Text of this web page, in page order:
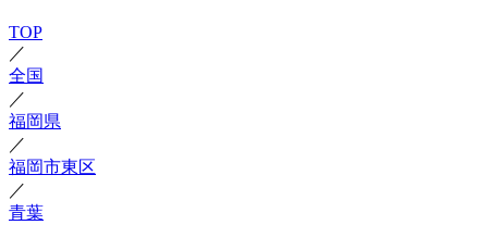
TOP
／
全国
／
福岡県
／
福岡市東区
／
青葉